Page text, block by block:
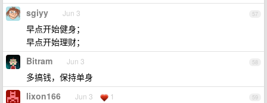
57
sgiyy Jun 3
早点开始健身；
早点开始理财；
58
Bitram Jun 3
多搞钱，保持单身
59
lixon166 Jun 3 1